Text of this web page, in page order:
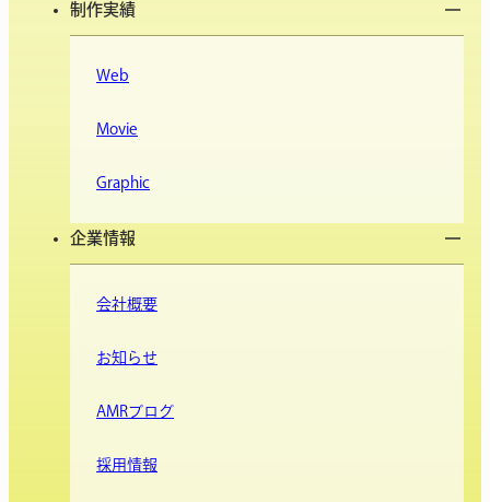
制作実績
Web
Movie
Graphic
企業情報
会社概要
お知らせ
AMRブログ
採用情報